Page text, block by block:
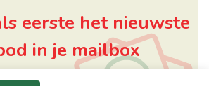
eerste het nieuwste
in je mailbox